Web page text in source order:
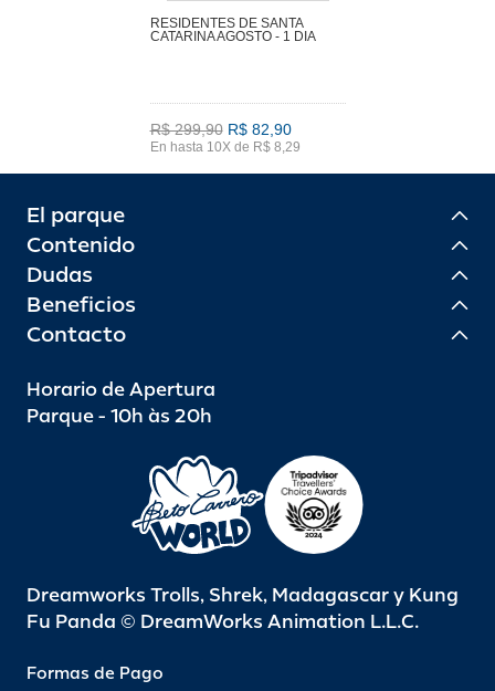
RESIDENTES DE SANTA
CATARINA AGOSTO - 1 DIA
R$ 299,90 R$ 82,90
En hasta 10X de R$ 8,29
El parque
Contenido
Dudas
Beneficios
Contacto
Horario de Apertura
Parque - 10h às 20h
Dreamworks Trolls, Shrek, Madagascar y Kung
Fu Panda © DreamWorks Animation L.L.C.
Formas de Pago